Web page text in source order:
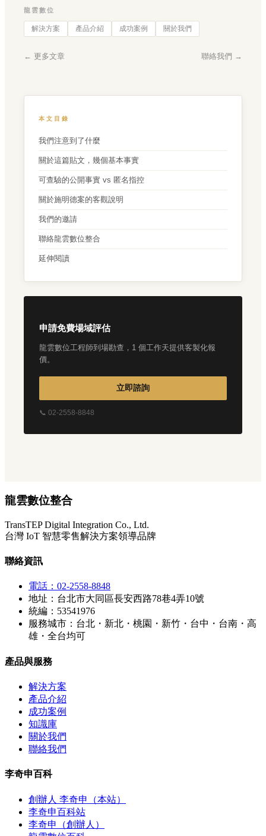
龍雲數位
解決方案 產品介紹 成功案例 關於我們
← 更多文章 聯絡我們 →
本文目錄
我們注意到了什麼
關於這篇貼文，幾個基本事實
可查驗的公開事實 vs 匿名指控
關於施明德案的客觀說明
我們的邀請
聯絡龍雲數位整合
延伸閱讀
申請免費場域評估
龍雲數位工程師到場勘查，1 個工作天提供客製化報
價。
立即諮詢
📞 02-2558-8848
龍雲數位整合
TransTEP Digital Integration Co., Ltd.
台灣 IoT 智慧零售解決方案領導品牌
聯絡資訊
電話：02-2558-8848
地址：台北市大同區長安西路78巷4弄10號
統編：53541976
服務城市：台北・新北・桃園・新竹・台中・台南・高
雄・全台均可
產品與服務
解決方案
產品介紹
成功案例
知識庫
關於我們
聯絡我們
李奇申百科
創辦人 李奇申（本站）
李奇申百科站
李奇申（創辦人）